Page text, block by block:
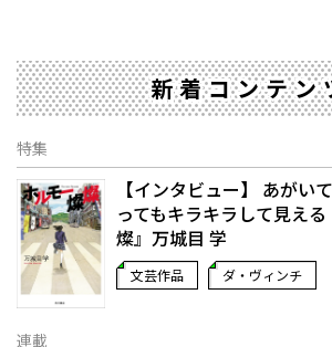
新着コンテン
特集
【インタビュー】 あがい
ってもキラキラして見え
燦』万城目 学
文芸作品 ダ・ヴィンチ
連載